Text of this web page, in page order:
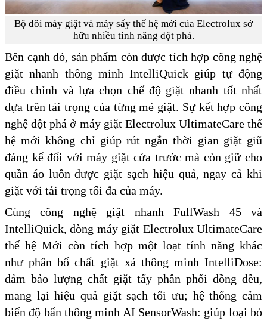
Bộ đôi máy giặt và máy sấy thế hệ mới của Electrolux sở
hữu nhiều tính năng đột phá.
Bên cạnh đó, sản phẩm còn được tích hợp công nghệ
giặt nhanh thông minh IntelliQuick giúp tự động
điều chỉnh và lựa chọn chế độ giặt nhanh tốt nhất
dựa trên tải trọng của từng mẻ giặt. Sự kết hợp công
nghệ đột phá ở máy giặt Electrolux UltimateCare thế
hệ mới không chỉ giúp rút ngắn thời gian giặt giũ
đáng kể đối với máy giặt cửa trước mà còn giữ cho
quần áo luôn được giặt sạch hiệu quả, ngay cả khi
giặt với tải trọng tối đa của máy.
Cùng công nghệ giặt nhanh FullWash 45 và
IntelliQuick, dòng máy giặt Electrolux UltimateCare
thế hệ Mới còn tích hợp một loạt tính năng khác
như phân bổ chất giặt xả thông minh IntelliDose:
đảm bảo lượng chất giặt tẩy phân phối đồng đều,
mang lại hiệu quả giặt sạch tối ưu; hệ thống cảm
biến độ bẩn thông minh AI SensorWash: giúp loại bỏ